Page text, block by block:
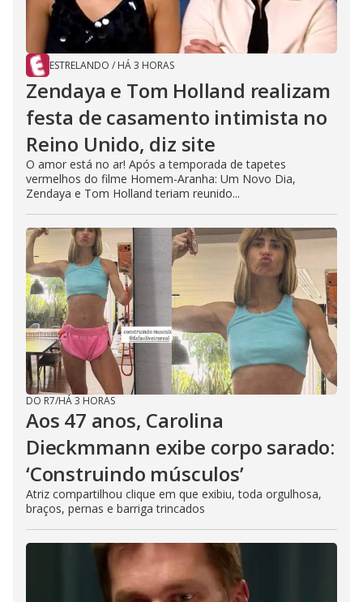
ESTRELANDO / HÁ 3 HORAS
Zendaya e Tom Holland realizam
festa de casamento intimista no
Reino Unido, diz site
O amor está no ar! Após a temporada de tapetes
vermelhos do filme Homem-Aranha: Um Novo Dia,
Zendaya e Tom Holland teriam reunido...
DO R7/HÁ 3 HORAS
Aos 47 anos, Carolina
Dieckmmann exibe corpo sarado:
‘Construindo músculos’
Atriz compartilhou clique em que exibiu, toda orgulhosa,
braços, pernas e barriga trincados